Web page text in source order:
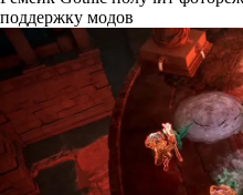
поддержку модов